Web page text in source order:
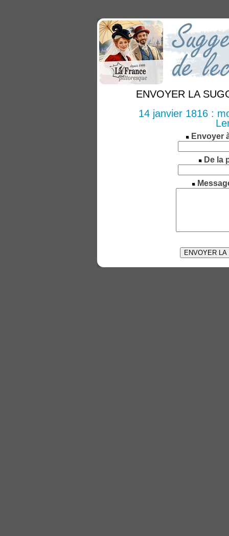
ENVOYER LA
14 janvier 1816 :
Envoyer
De la